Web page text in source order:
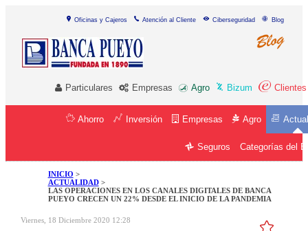
Oficinas y Cajeros Atención al Cliente Ciberseguridad Blog
Particulares Empresas Agro Bizum Clientes
Agro
Empresas
Inversión
Ahorro
Categorías del
Seguros
INICIO >
ACTUALIDAD >
LAS OPERACIONES EN LOS CANALES DIGITALES DE BANCA
PUEYO CRECEN UN 22% DESDE EL INICIO DE LA PANDEMIA
Viernes, 18 Diciembre 2020 12:28